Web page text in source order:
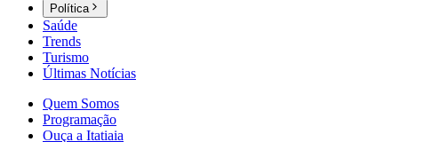
Política
Saúde
Trends
Turismo
Últimas Notícias
Quem Somos
Programação
Ouça a Itatiaia